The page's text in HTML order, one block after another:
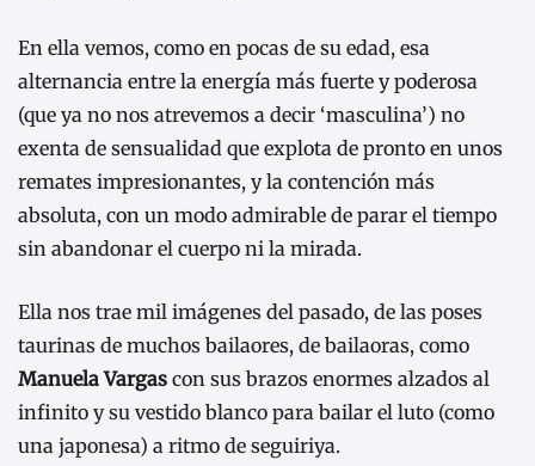
En ella vemos, como en pocas de su edad, esa
alternancia entre la energía más fuerte y poderosa
(que ya no nos atrevemos a decir ‘masculina’) no
exenta de sensualidad que explota de pronto en unos
remates impresionantes, y la contención más
absoluta, con un modo admirable de parar el tiempo
sin abandonar el cuerpo ni la mirada.
Ella nos trae mil imágenes del pasado, de las poses
taurinas de muchos bailaores, de bailaoras, como
Manuela Vargas con sus brazos enormes alzados al
infinito y su vestido blanco para bailar el luto (como
una japonesa) a ritmo de seguiriya.